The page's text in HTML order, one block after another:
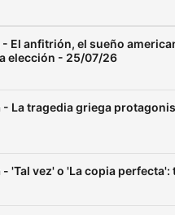
sonoras,
- El anfitrión, el sueño
elección - 25/07/26
- La tragedia griega
- 'Tal vez' o 'La copia